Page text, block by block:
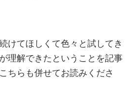
けてほしくて色々と試してき
理解できたということを記事
ちらも併せてお読みくださ